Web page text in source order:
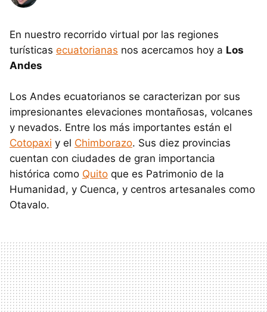
En nuestro recorrido virtual por las regiones
turísticas ecuatorianas nos acercamos hoy a Los
Andes
Los Andes ecuatorianos se caracterizan por sus
impresionantes elevaciones montañosas, volcanes
y nevados. Entre los más importantes están el
Cotopaxi y el Chimborazo. Sus diez provincias
cuentan con ciudades de gran importancia
histórica como Quito que es Patrimonio de la
Humanidad, y Cuenca, y centros artesanales como
Otavalo.